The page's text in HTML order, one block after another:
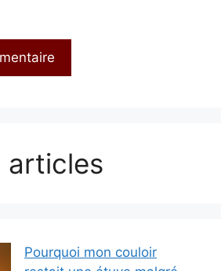
articles
Pourquoi mon couloir